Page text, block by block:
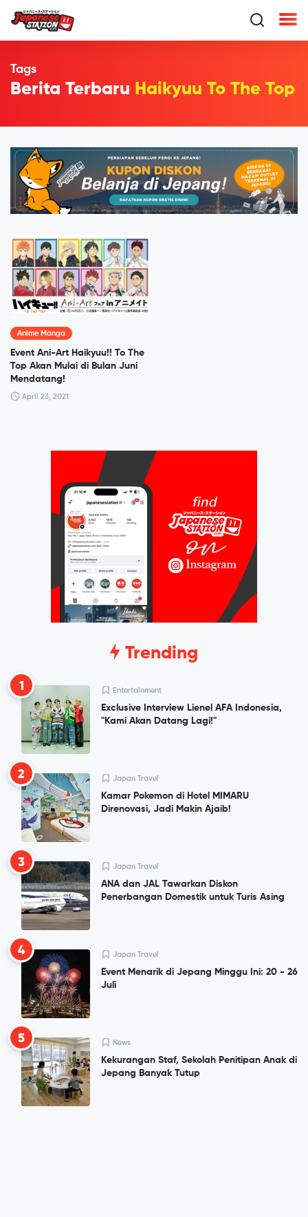
Tags
Berita Terbaru Haikyuu To The Top
Anime Manga
Event Ani-Art Haikyuu!! To The
Top Akan Mulai di Bulan Juni
Mendatang!
April 23, 2021
Trending
1 Entertainment
Exclusive Interview Lienel AFA Indonesia,
"Kami Akan Datang Lagi!"
2 Japan Travel
Kamar Pokemon di Hotel MIMARU
Direnovasi, Jadi Makin Ajaib!
3 Japan Travel
ANA dan JAL Tawarkan Diskon
Penerbangan Domestik untuk Turis Asing
4 Japan Travel
Event Menarik di Jepang Minggu Ini: 20 - 26
Juli
5 News
Kekurangan Staf, Sekolah Penitipan Anak di
Jepang Banyak Tutup